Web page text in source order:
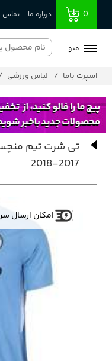
0 درباره ما تماس
منو
اسپرت باما لباس ورزشی
تی شرت تیم
2017-2018
امکان ارسال